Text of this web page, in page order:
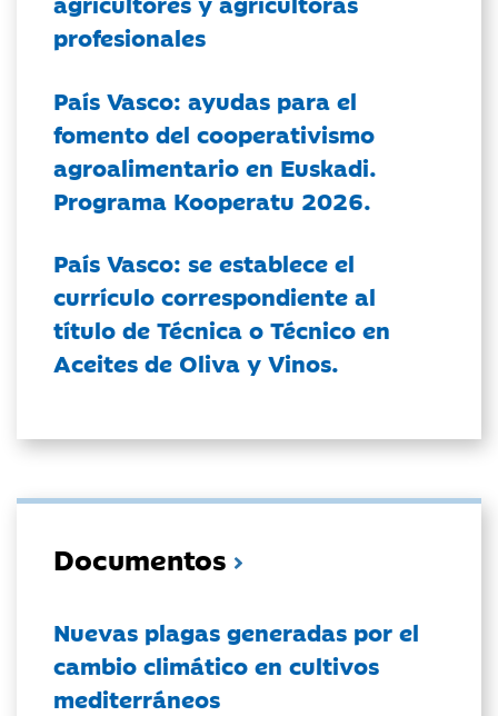
profesionales
País Vasco: ayudas para el
fomento del cooperativismo
agroalimentario en Euskadi.
Programa Kooperatu 2026.
País Vasco: se establece el
currículo correspondiente al
título de Técnica o Técnico en
Aceites de Oliva y Vinos.
Documentos
Nuevas plagas generadas por el
cambio climático en cultivos
mediterráneos